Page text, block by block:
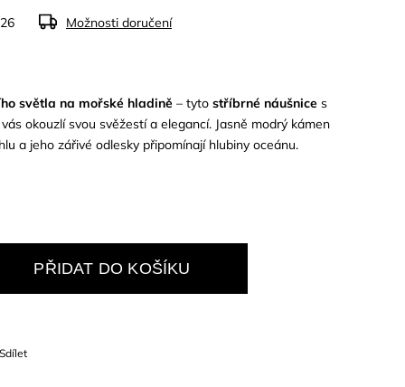
světla na mořské hladině – tytostříbrné náušnice s
okouzlí svou svěžestí a elegancí. Jasně modrý kámen
a jeho zářivé odlesky připomínají hlubiny oceánu.
Možnosti doručení
PŘIDAT DO KOŠÍKU
Sdílet